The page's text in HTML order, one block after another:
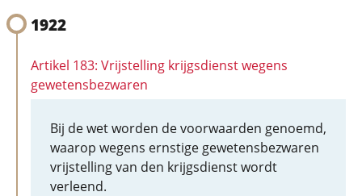
1922
Artikel 183: Vrijstelling krijgsdienst wegens
gewetensbezwaren
Bij de wet worden de voorwaarden genoemd,
waarop wegens ernstige gewetensbezwaren
vrijstelling van den krijgsdienst wordt
verleend.